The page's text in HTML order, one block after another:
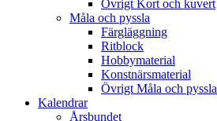
Övrigt Kort och kuvert
Måla och pyssla
Färgläggning
Ritblock
Hobbymaterial
Konstnärsmaterial
Övrigt Måla och pyssla
Kalendrar
Årsbundet